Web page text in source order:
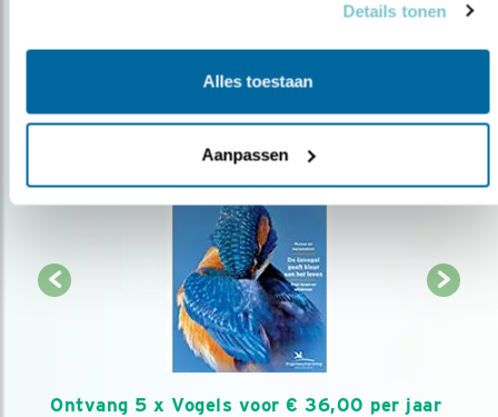
Details tonen
Alles toestaan
Aanpassen
Ontvang 5 x Vogels voor € 36,00 per jaar